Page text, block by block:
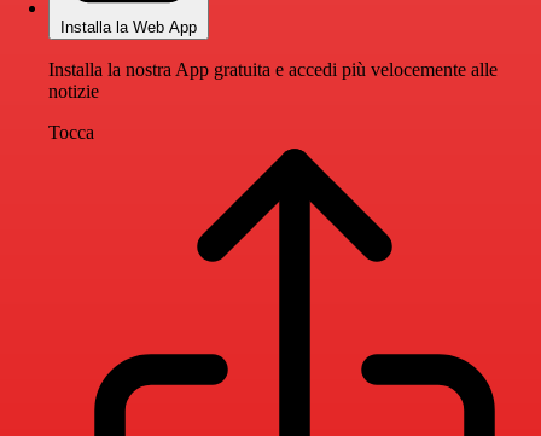
Installa la Web App
Installa la nostra App gratuita e accedi più velocemente alle
notizie
Tocca